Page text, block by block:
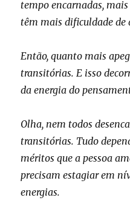
tempo encarnadas,
têm mais dificuldade de
Então, quanto mais
transitórias. E isso
da energia do
Olha, nem todos
transitórias. Tudo
méritos que a pessoa
precisam estagiar em
energias.